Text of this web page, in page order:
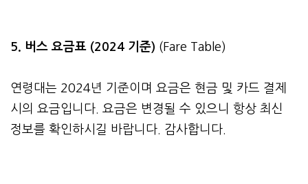
5. 버스 요금표 (2024 기준) (Fare Table)
연령대는 2024년 기준이며 요금은 현금 및 카드 결제
시의 요금입니다. 요금은 변경될 수 있으니 항상 최신
정보를 확인하시길 바랍니다. 감사합니다.